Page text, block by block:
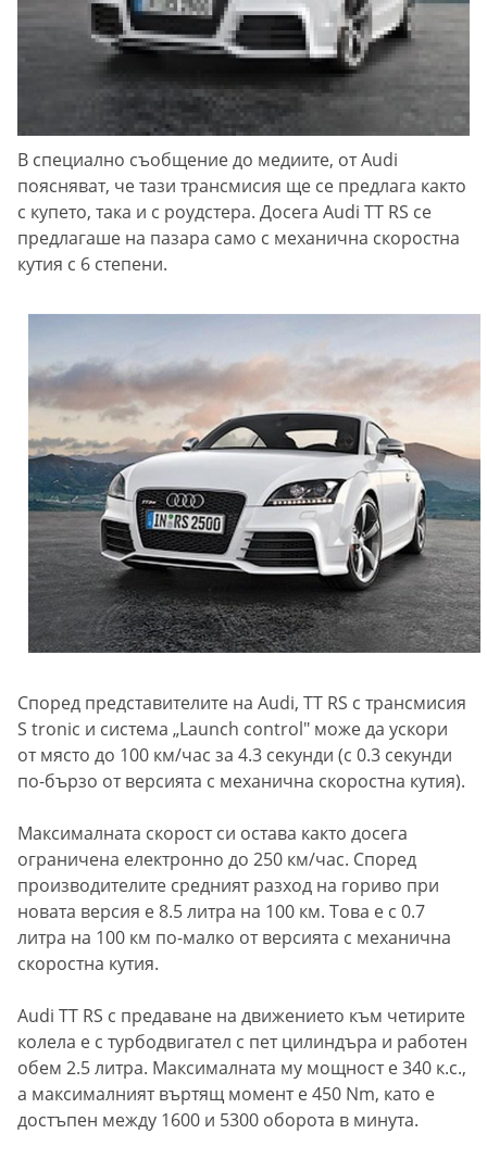
В специално съобщение до медиите, от Audi
поясняват, че тази трансмисия ще се предлага както
с купето, така и с роудстера. Досега Audi TT RS се
предлагаше на пазара само с механична скоростна
кутия с 6 степени.
Според представителите на Audi, TT RS с трансмисия
S tronic и система „Launch control" може да ускори
от място до 100 км/час за 4.3 секунди (с 0.3 секунди
по-бързо от версията с механична скоростна кутия).
Максималната скорост си остава както досега
ограничена електронно до 250 км/час. Според
производителите средният разход на гориво при
новата версия е 8.5 литра на 100 км. Това е с 0.7
литра на 100 км по-малко от версията с механична
скоростна кутия.
Audi TT RS с предаване на движението към четирите
колела е с турбодвигател с пет цилиндъра и работен
обем 2.5 литра. Максималната му мощност е 340 к.с.,
а максималният въртящ момент е 450 Nm, като е
достъпен между 1600 и 5300 оборота в минута.